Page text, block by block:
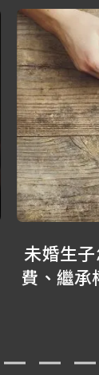
認領、
-蘇家宏